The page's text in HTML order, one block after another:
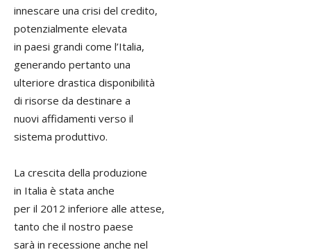
innescare una crisi del credito,
potenzialmente elevata
in paesi grandi come l’Italia,
generando pertanto una
ulteriore drastica disponibilità
di risorse da destinare a
nuovi affidamenti verso il
sistema produttivo.
La crescita della produzione
in Italia è stata anche
per il 2012 inferiore alle attese,
tanto che il nostro paese
sarà in recessione anche nel